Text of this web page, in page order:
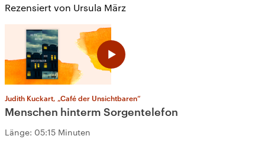
Rezensiert von Ursula März
Judith Kuckart, „Café der Unsichtbaren“
Menschen hinterm Sorgentelefon
Länge: 05:15 Minuten